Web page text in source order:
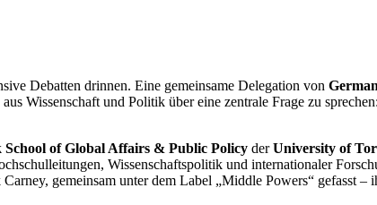
Debatten drinnen. Eine gemeinsame Delegation von
Wissenschaft und Politik über eine zentrale Frage zu
of Global Affairs & Public Policy derUniversity of
Wissenschaftspolitik und internationaler
gemeinsam unter dem Label „Middle Powers“ gefasst